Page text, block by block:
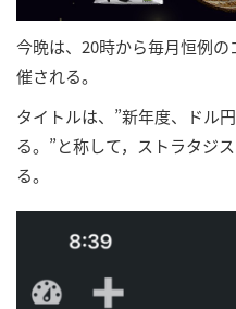
今晩は、20時から毎月恒例の
催される。
タイトルは、”新年度、ドル
る。”と称して，ストラタジ
る。